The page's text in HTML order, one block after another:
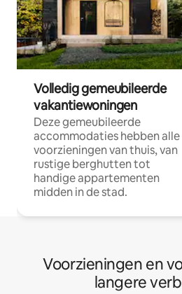
Volledig gemeubileerde
vakantiewoningen
Deze gemeubileerde
accommodaties hebben alle
voorzieningen van thuis, van
rustige berghutten tot
handige appartementen
midden in de stad.
Voorzieningen en
langere